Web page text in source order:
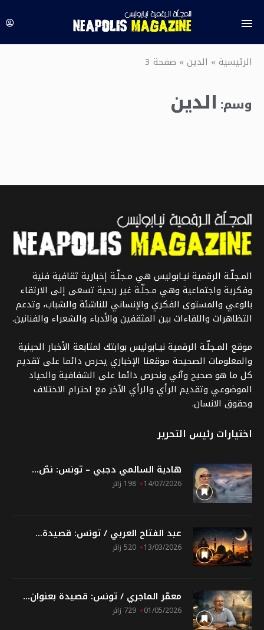
الرئيسية» الدين» صفحة 3
وسم: الدين
المـجلّـة الرقمية نيـابوليس هي مـجلّـة إخبارية ثقافية فنية
وفكرية واجتماعية وهي مـجلّـة غير ربحية تسعى إلى الارتقاء
بالوعي والمستوى الفكري والإنساني للناشئة والشباب، وتدعم
التظاهرات واللقاءات بين المثقفين والأدباء والشعراء والفنانين.
موقع المـجلّـة الرقمية نيـابوليس بوابتك لمتابعة الأخبار الحينية
والمعلومات الصحيحة موقعنا الإخباري يحرص دائما على تقديم
كل ما هو صحيح وآني ونحرص دائما على الشفافية والحياد
الموضوعي وتقديم الرأي والرأي الآخر مع احترام الاختلاف
وحقوق الانسان.
اختيارات رئيس التحرير
هادية السالمي دجبي – تونس: نصّ...
14/07/2026 198 زائر
عبد الفتاح العربي / تونس: قصيدة...
13/03/2026 520 زائر
معمّر الماجري / تونس: قصيدة بعنوان...
01/05/2026 729 زائر